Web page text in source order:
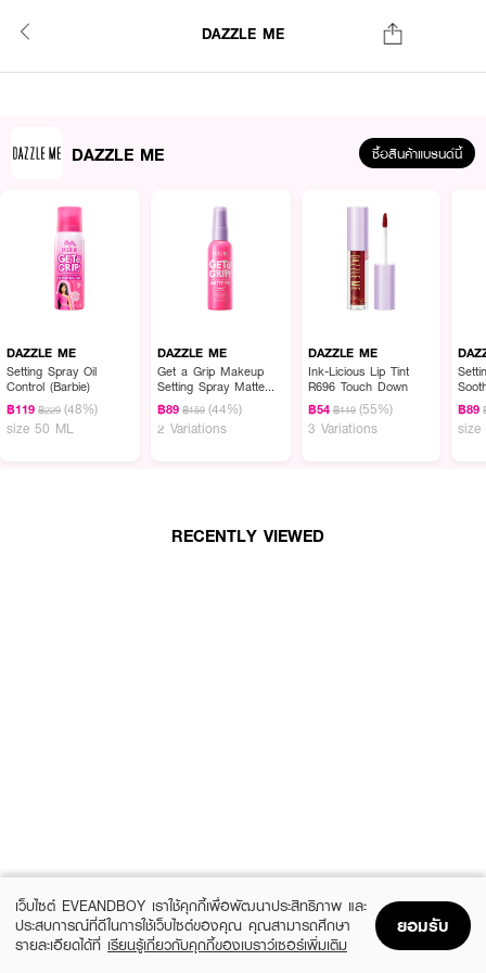
DAZZLE ME
DAZZLE ME ซื้อสินค้าแบรนด์นี้
DAZZLE ME
Setting Spray Oil
Control (Barbie)
฿119 ฿229 (48%)
size 50 ML
DAZZLE ME
Get a Grip Makeup
Setting Spray Matte
Fix
฿89 ฿159 (44%)
2 Variations
DAZZLE ME
Ink-Licious Lip Tint
R696 Touch Down
฿54 ฿119 (55%)
3 Variations
฿89
size
RECENTLY VIEWED
เว็บไซต์ EVEANDBOY เราใช้คุกกี้เพื่อพัฒนาประสิทธิภาพ และ
ประสบการณ์ที่ดีในการใช้เว็บไซต์ของคุณ คุณสามารถศึกษา
รายละเอียดได้ที่ เรียนรู้เกี่ยวกับคุกกี้ของเบราว์เซอร์เพิ่มเติม
ยอมรับ